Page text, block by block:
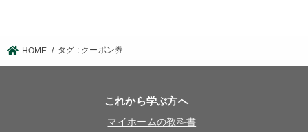
HOME タグ : クーポン券
これから学ぶ方へ
マイホームの教科書